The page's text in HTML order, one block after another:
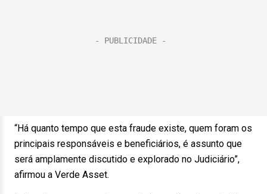
“Há quanto tempo que esta fraude existe, quem foram os
principais responsáveis e beneficiários, é assunto que
será amplamente discutido e explorado no Judiciário”,
afirmou a Verde Asset.